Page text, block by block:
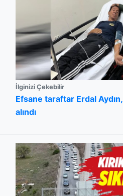
İlginizi Çekebilir
Efsane taraftar Erdal
alındı